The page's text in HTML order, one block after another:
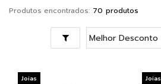
Produtos encontrados: 70
Joias
Joias